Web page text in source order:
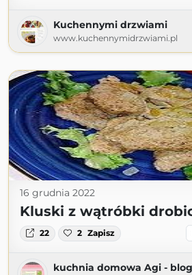
Kuchennymi drzwiami
www.kuchennymidrzwiami.pl
16 grudnia 2022
Kluski z wątróbki
22 2 Zapisz
kuchnia domowa Agi -